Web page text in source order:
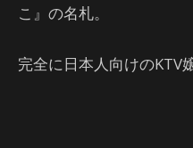
こ』の名札。
完全に日本人向けのKTV